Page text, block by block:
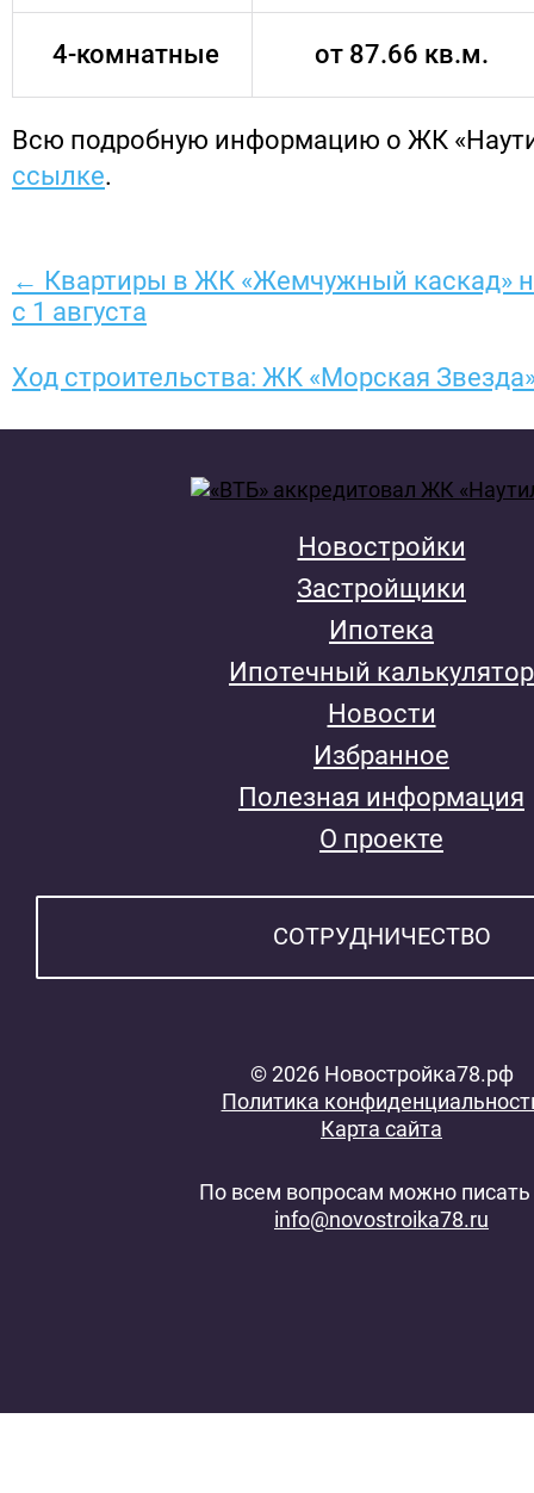
4-комнатные от 87.66 кв.м.
Всю подробную информацию о ЖК
ссылке.
← Квартиры в ЖК «Жемчужный каскад»
с 1 августа
Ход строительства: ЖК «Морская
Новостройки
Застройщики
Ипотека
Ипотечный калькулятор
Новости
Избранное
Полезная информация
О проекте
СОТРУДНИЧЕСТВО
© 2026 Новостройка78.рф
Политика
Карта сайта
По всем вопросам можно писать
info@novostroika78.ru